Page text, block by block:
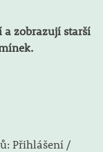
a zobrazují starší
Přihlášení /